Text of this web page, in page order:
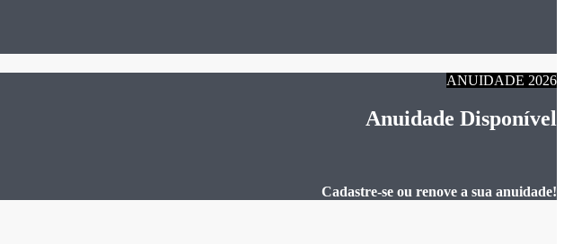
ANUIDADE 2026
Anuidade Disponível
Cadastre-se ou renove a sua anuidade!